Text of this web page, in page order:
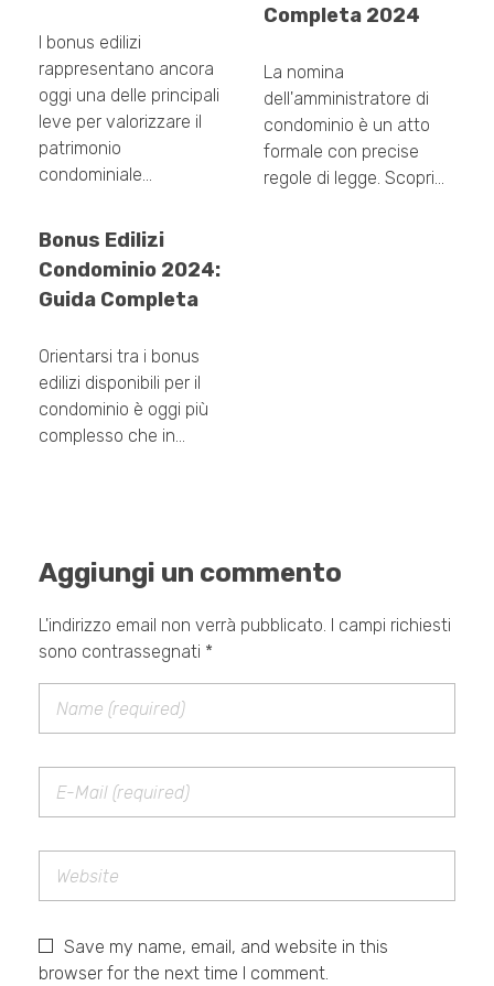
I bonus edilizi
rappresentano ancora
oggi una delle principali
leve per valorizzare il
patrimonio
condominiale…
Completa 2024
La nomina
dell'amministratore di
condominio è un atto
formale con precise
regole di legge. Scopri…
Bonus Edilizi
Condominio 2024:
Guida Completa
Orientarsi tra i bonus
edilizi disponibili per il
condominio è oggi più
complesso che in…
Aggiungi un commento
L'indirizzo email non verrà pubblicato. I campi richiesti
sono contrassegnati *
Save my name, email, and website in this
browser for the next time I comment.